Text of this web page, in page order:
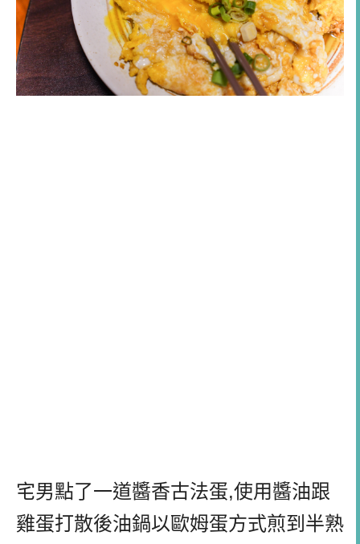
宅男點了一道醬香古法蛋,使用醬油跟
雞蛋打散後油鍋以歐姆蛋方式煎到半熟